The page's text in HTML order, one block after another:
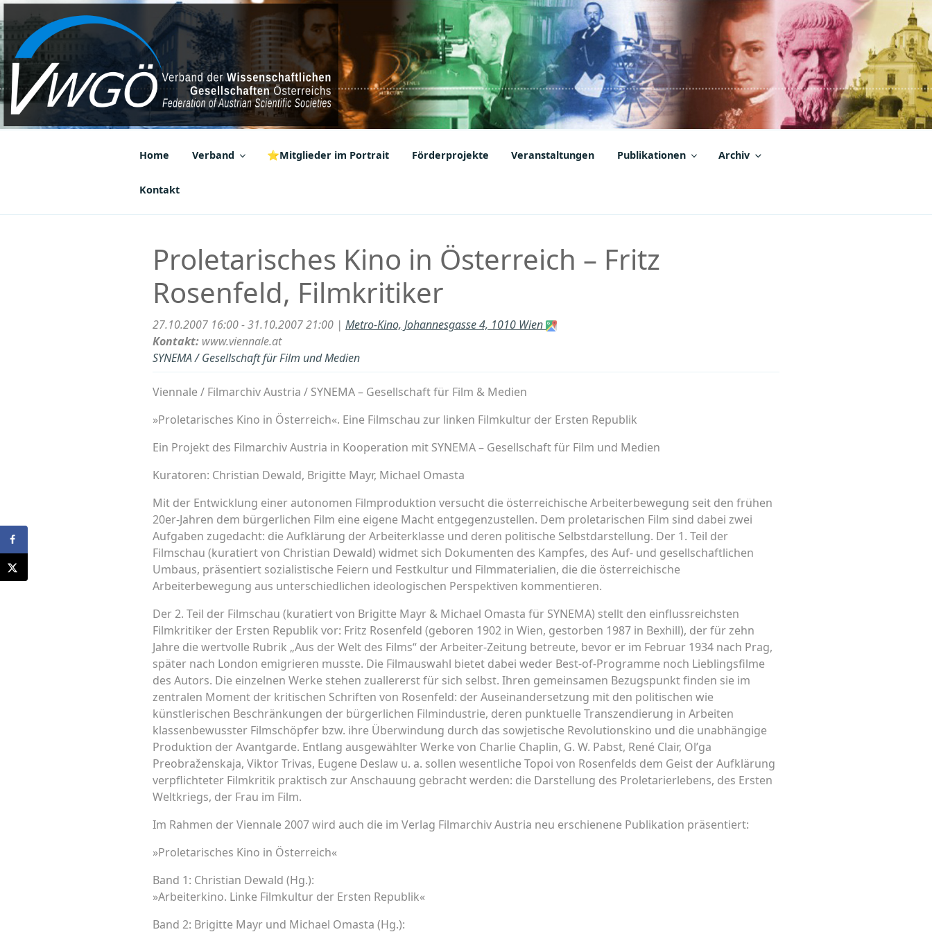
Zum
Inhalt
springen
VWGÖ
Federation of Austrian Scientific Societies
Home Verband ⭐Mitglieder im Portrait Förderprojekte Veranstaltungen Publikationen Archiv
Kontakt
Proletarisches Kino in Österreich – Fritz
Rosenfeld, Filmkritiker
27.10.2007 16:00 - 31.10.2007 21:00 | Metro-Kino, Johannesgasse 4, 1010 Wien
Kontakt: www.viennale.at
SYNEMA / Gesellschaft für Film und Medien
Viennale / Filmarchiv Austria / SYNEMA – Gesellschaft für Film & Medien
»Proletarisches Kino in Österreich«. Eine Filmschau zur linken Filmkultur der Ersten Republik
Ein Projekt des Filmarchiv Austria in Kooperation mit SYNEMA – Gesellschaft für Film und Medien
Kuratoren: Christian Dewald, Brigitte Mayr, Michael Omasta
Mit der Entwicklung einer autonomen Filmproduktion versucht die österreichische Arbeiterbewegung seit den frühen
20er-Jahren dem bürgerlichen Film eine eigene Macht entgegenzustellen. Dem proletarischen Film sind dabei zwei
Aufgaben zugedacht: die Aufklärung der Arbeiterklasse und deren politische Selbstdarstellung. Der 1. Teil der
Filmschau (kuratiert von Christian Dewald) widmet sich Dokumenten des Kampfes, des Auf- und gesellschaftlichen
Umbaus, präsentiert sozialistische Feiern und Festkultur und Filmmaterialien, die die österreichische
Arbeiterbewegung aus unterschiedlichen ideologischen Perspektiven kommentieren.
Der 2. Teil der Filmschau (kuratiert von Brigitte Mayr & Michael Omasta für SYNEMA) stellt den einflussreichsten
Filmkritiker der Ersten Republik vor: Fritz Rosenfeld (geboren 1902 in Wien, gestorben 1987 in Bexhill), der für zehn
Jahre die wertvolle Rubrik „Aus der Welt des Films“ der Arbeiter-Zeitung betreute, bevor er im Februar 1934 nach Prag,
später nach London emigrieren musste. Die Filmauswahl bietet dabei weder Best-of-Programme noch Lieblingsfilme
des Autors. Die einzelnen Werke stehen zuallererst für sich selbst. Ihren gemeinsamen Bezugspunkt finden sie im
zentralen Moment der kritischen Schriften von Rosenfeld: der Auseinandersetzung mit den politischen wie
künstlerischen Beschränkungen der bürgerlichen Filmindustrie, deren punktuelle Transzendierung in Arbeiten
klassenbewusster Filmschöpfer bzw. ihre Überwindung durch das sowjetische Revolutionskino und die unabhängige
Produktion der Avantgarde. Entlang ausgewählter Werke von Charlie Chaplin, G. W. Pabst, René Clair, Ol’ga
Preobraženskaja, Viktor Trivas, Eugene Deslaw u. a. sollen wesentliche Topoi von Rosenfelds dem Geist der Aufklärung
verpflichteter Filmkritik praktisch zur Anschauung gebracht werden: die Darstellung des Proletarierlebens, des Ersten
Weltkriegs, der Frau im Film.
Im Rahmen der Viennale 2007 wird auch die im Verlag Filmarchiv Austria neu erschienene Publikation präsentiert:
»Proletarisches Kino in Österreich«
Band 1: Christian Dewald (Hg.):
»Arbeiterkino. Linke Filmkultur der Ersten Republik«
Band 2: Brigitte Mayr und Michael Omasta (Hg.):